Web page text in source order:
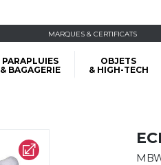
MARQUES & CERTIFICATS
PARAPLUIES
& BAGAGERIE
OBJETS
& HIGH-TECH